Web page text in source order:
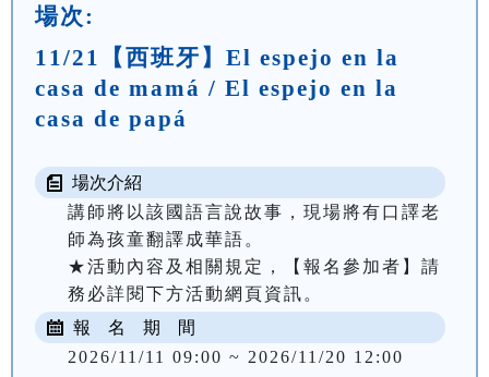
場次:
11/21【西班牙】El espejo en la
casa de mamá / El espejo en la
casa de papá
場次介紹
講師將以該國語言說故事，現場將有口譯老
師為孩童翻譯成華語。
★活動內容及相關規定，【報名參加者】請
務必詳閱下方活動網頁資訊。
報 名 期 間
2026/11/11 09:00 ~ 2026/11/20 12:00